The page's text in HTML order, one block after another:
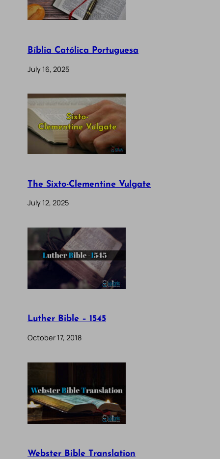
Bíblia Católica Portuguesa
July 16, 2025
The Sixto-Clementine Vulgate
July 12, 2025
Luther Bible – 1545
October 17, 2018
Webster Bible Translation